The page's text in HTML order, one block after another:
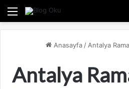
Menü
Anasayfa / Antalya
Antalya